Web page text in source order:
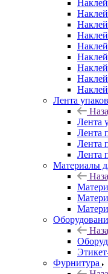
Лента
Лента
Лента
Лента
Лента
Материалы
Фурнитура